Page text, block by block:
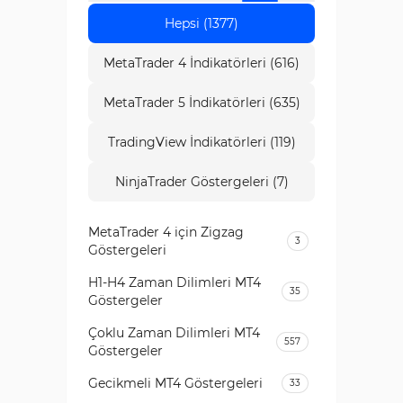
Hepsi (1377)
MetaTrader 4 İndikatörleri (616)
MetaTrader 5 İndikatörleri (635)
TradingView İndikatörleri (119)
NinjaTrader Göstergeleri (7)
MetaTrader 4 için Zigzag
Göstergeleri
3
H1-H4 Zaman Dilimleri MT4
Göstergeler
35
Çoklu Zaman Dilimleri MT4
Göstergeler
557
Gecikmeli MT4 Göstergeleri 33